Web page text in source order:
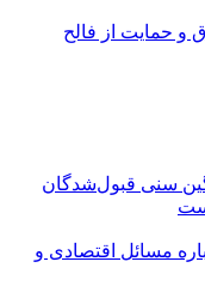
و حمایت از فالح
سنی قبول‌شدگان
مسائل اقتصادی و